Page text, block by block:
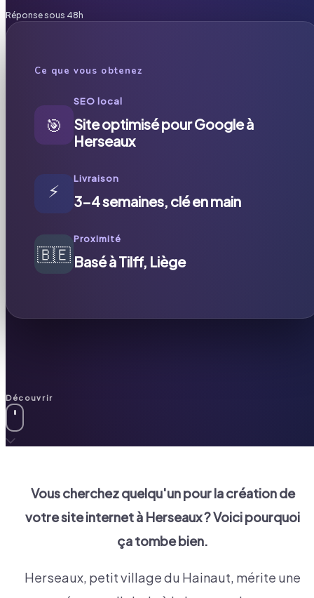
Réponse sous 48h
Ce que vous obtenez
🎯
SEO local
Site optimisé pour Google à
Herseaux
⚡
Livraison
3-4 semaines, clé en main
🇧🇪
Proximité
Basé à Tilff, Liège
Découvrir
Vous cherchez quelqu'un pour la création de
votre site internet à Herseaux? Voici pourquoi
ça tombe bien.
Herseaux, petit village du Hainaut, mérite une